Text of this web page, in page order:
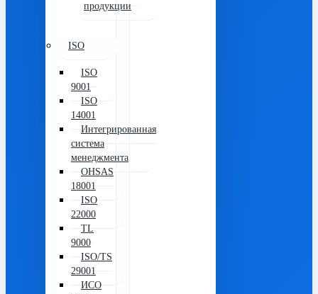
продукции
ISO
ISO
9001
ISO
14001
Интегрированная
система
менеджмента
OHSAS
18001
ISO
22000
TL
9000
ISO/TS
29001
ИСО